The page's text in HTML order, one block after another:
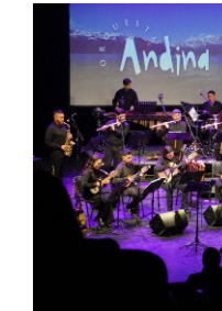
Postgrado
Formación Continua
Estudiantes
Académicos
Funcionarios